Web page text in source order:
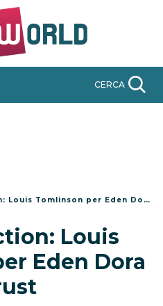
CERCA
Tomlinson per Eden Dora Trust
Louis
Eden Dora